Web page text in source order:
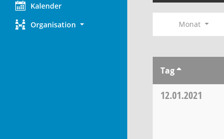
Kalender
Organisation
Monat
Tag
12.01.2021